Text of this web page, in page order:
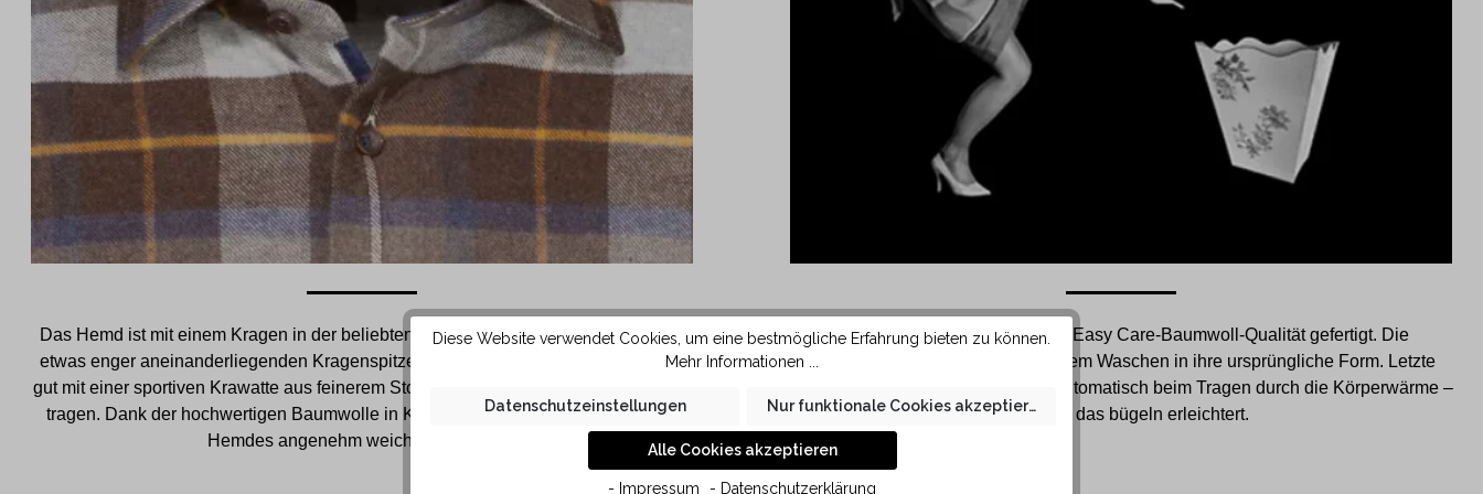
Das Hemd ist mit einem Kragen in der beliebten Kent Form ausgestattet. Durch die
etwas enger aneinanderliegenden Kragenspitzen lässt sich diese Kragenform sehr
gut mit einer sportiven Krawatte aus feinerem Stoff und schmäleren Krawattenknoten
tragen. Dank der hochwertigen Baumwolle in KAUF Qualität liegt der Kragen des
Hemdes angenehm weich auf der Haut.
Das Hemd wird aus spezieller Easy Care-Baumwoll-Qualität gefertigt. Die
Baumwollfaser glättet sich nach dem Waschen in ihre ursprüngliche Form. Letzte
kleine Falten im Hemd legen sich automatisch beim Tragen durch die Körperwärme –
somit wird das bügeln erleichtert.
Diese Website verwendet Cookies, um eine bestmögliche Erfahrung bieten zu können.
Mehr Informationen ...
Datenschutzeinstellungen Nur funktionale Cookies akzeptieren
Alle Cookies akzeptieren
- Impressum - Datenschutzerklärung